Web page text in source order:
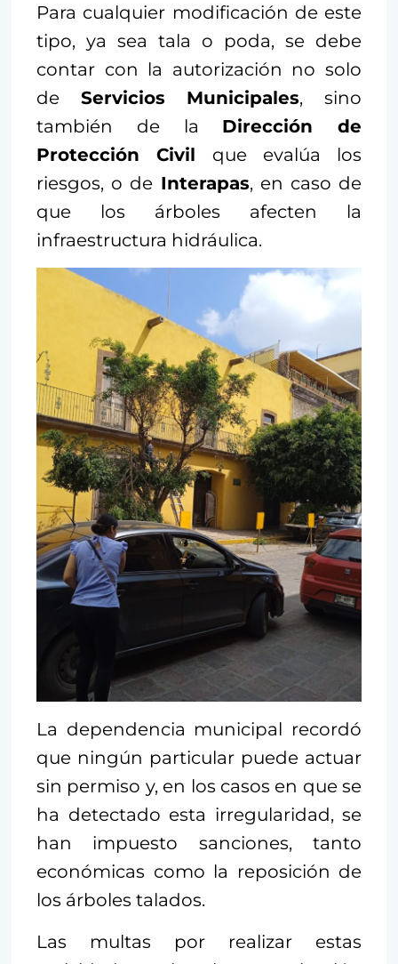
Para cualquier modificación de este
tipo, ya sea tala o poda, se debe
contar con la autorización no solo
de Servicios Municipales, sino
también de la Dirección de
Protección Civil que evalúa los
riesgos, o de Interapas, en caso de
que los árboles afecten la
infraestructura hidráulica.
La dependencia municipal recordó
que ningún particular puede actuar
sin permiso y, en los casos en que se
ha detectado esta irregularidad, se
han impuesto sanciones, tanto
económicas como la reposición de
los árboles talados.
Las multas por realizar estas